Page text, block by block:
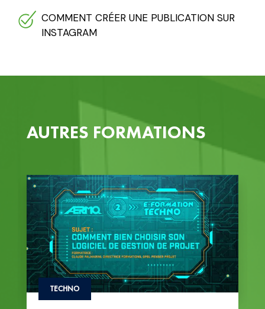
COMMENT CRÉER UNE PUBLICATION SUR
INSTAGRAM
AUTRES FORMATIONS
TECHNO